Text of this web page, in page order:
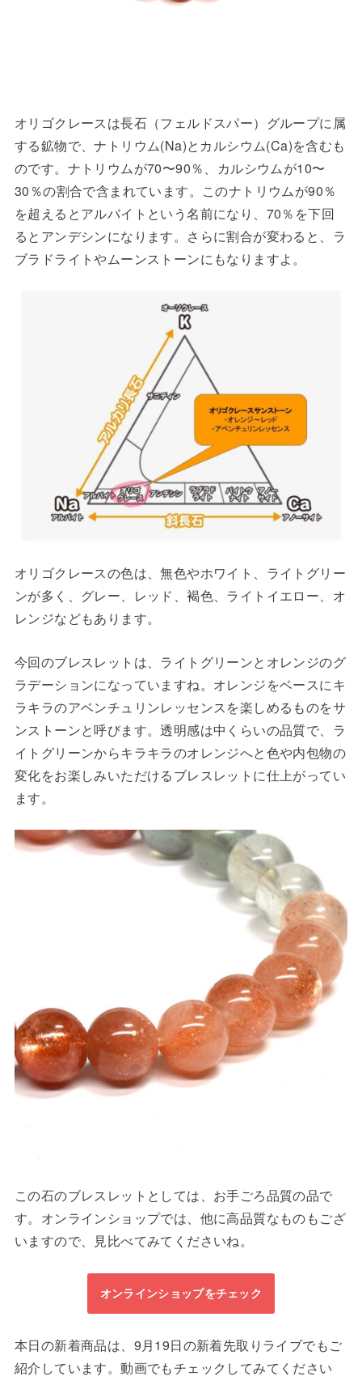
オリゴクレースは長石（フェルドスパー）グループに属
する鉱物で、ナトリウム(Na)とカルシウム(Ca)を含むも
のです。ナトリウムが70〜90％、カルシウムが10〜
30％の割合で含まれています。このナトリウムが90％
を超えるとアルバイトという名前になり、70％を下回
るとアンデシンになります。さらに割合が変わると、ラ
ブラドライトやムーンストーンにもなりますよ。
オリゴクレースの色は、無色やホワイト、ライトグリー
ンが多く、グレー、レッド、褐色、ライトイエロー、オ
レンジなどもあります。
今回のブレスレットは、ライトグリーンとオレンジのグ
ラデーションになっていますね。オレンジをベースにキ
ラキラのアベンチュリンレッセンスを楽しめるものをサ
ンストーンと呼びます。透明感は中くらいの品質で、ラ
イトグリーンからキラキラのオレンジへと色や内包物の
変化をお楽しみいただけるブレスレットに仕上がってい
ます。
この石のブレスレットとしては、お手ごろ品質の品で
す。オンラインショップでは、他に高品質なものもござ
いますので、見比べてみてくださいね。
オンラインショップをチェック
本日の新着商品は、9月19日の新着先取りライブでもご
紹介しています。動画でもチェックしてみてください